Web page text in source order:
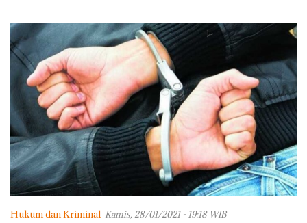
Hukum dan Kriminal Kamis, 28/01/2021 - 19:18 WIB